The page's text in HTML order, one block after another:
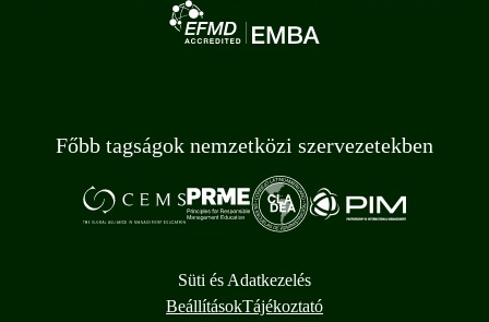
Főbb tagságok nemzetközi szervezetekben
Süti és Adatkezelés
BeállításokTájékoztató